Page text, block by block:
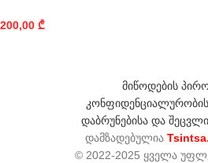
200,00 ₾
მიწოდების
დაბრუნებისა და
დამზადებულია
© 2022-2025 ყველა